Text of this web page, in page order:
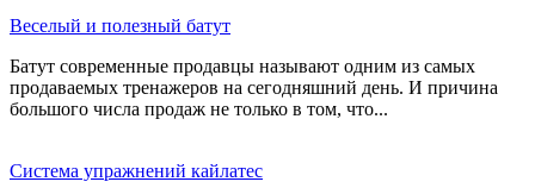
Веселый и полезный батут
Батут современные продавцы называют одним из самых
продаваемых тренажеров на сегодняшний день. И причина
большого числа продаж не только в том, что...
Система упражнений кайлатес